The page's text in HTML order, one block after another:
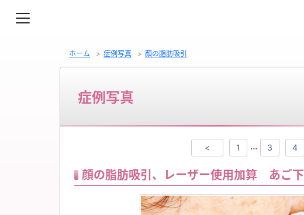
ホーム 症例写真 顔の脂肪吸引
症例写真
< 1 ... 3 4
顔の脂肪吸引、レーザー使用加算 あご下